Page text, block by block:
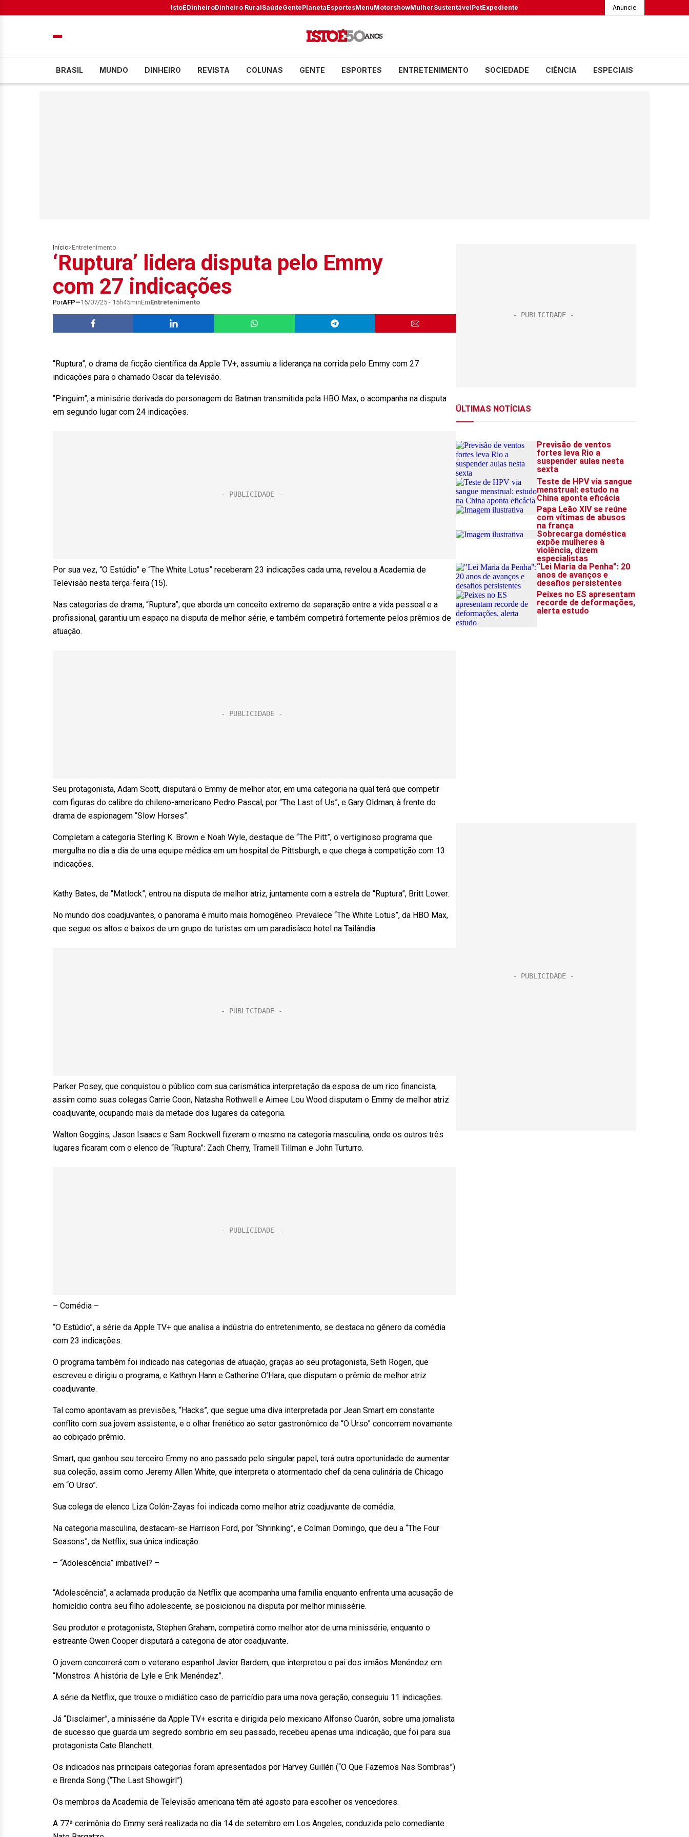
IstoÉDinheiroDinheiro RuralSaúdeGentePlanetaEsportesMenuMotorshowMulherSustentávelPetExpediente Anuncie
BRASIL MUNDO DINHEIRO REVISTA COLUNAS GENTE ESPORTES ENTRETENIMENTO SOCIEDADE CIÊNCIA ESPECIAIS
Início> Entretenimento
‘Ruptura’ lidera disputa pelo Emmy
com 27 indicações
PorAFP 15/07/25 - 15h45minEmEntretenimento
“Ruptura”, o drama de ficção científica da Apple TV+, assumiu a liderança na corrida pelo Emmy com 27
indicações para o chamado Oscar da televisão.
“Pinguim”, a minisérie derivada do personagem de Batman transmitida pela HBO Max, o acompanha na disputa
em segundo lugar com 24 indicações.
Por sua vez, “O Estúdio” e “The White Lotus” receberam 23 indicações cada uma, revelou a Academia de
Televisão nesta terça-feira (15).
Nas categorias de drama, “Ruptura”, que aborda um conceito extremo de separação entre a vida pessoal e a
profissional, garantiu um espaço na disputa de melhor série, e também competirá fortemente pelos prêmios de
atuação.
Seu protagonista, Adam Scott, disputará o Emmy de melhor ator, em uma categoria na qual terá que competir
com figuras do calibre do chileno-americano Pedro Pascal, por “The Last of Us”, e Gary Oldman, à frente do
drama de espionagem “Slow Horses”.
Completam a categoria Sterling K. Brown e Noah Wyle, destaque de “The Pitt”, o vertiginoso programa que
mergulha no dia a dia de uma equipe médica em um hospital de Pittsburgh, e que chega à competição com 13
indicações.
Kathy Bates, de “Matlock”, entrou na disputa de melhor atriz, juntamente com a estrela de “Ruptura”, Britt Lower.
No mundo dos coadjuvantes, o panorama é muito mais homogêneo. Prevalece “The White Lotus”, da HBO Max,
que segue os altos e baixos de um grupo de turistas em um paradisíaco hotel na Tailândia.
Parker Posey, que conquistou o público com sua carismática interpretação da esposa de um rico financista,
assim como suas colegas Carrie Coon, Natasha Rothwell e Aimee Lou Wood disputam o Emmy de melhor atriz
coadjuvante, ocupando mais da metade dos lugares da categoria.
Walton Goggins, Jason Isaacs e Sam Rockwell fizeram o mesmo na categoria masculina, onde os outros três
lugares ficaram com o elenco de “Ruptura”: Zach Cherry, Tramell Tillman e John Turturro.
– Comédia –
“O Estúdio”, a série da Apple TV+ que analisa a indústria do entretenimento, se destaca no gênero da comédia
com 23 indicações.
O programa também foi indicado nas categorias de atuação, graças ao seu protagonista, Seth Rogen, que
escreveu e dirigiu o programa, e Kathryn Hann e Catherine O’Hara, que disputam o prêmio de melhor atriz
coadjuvante.
Tal como apontavam as previsões, “Hacks”, que segue uma diva interpretada por Jean Smart em constante
conflito com sua jovem assistente, e o olhar frenético ao setor gastronômico de “O Urso” concorrem novamente
ao cobiçado prêmio.
Smart, que ganhou seu terceiro Emmy no ano passado pelo singular papel, terá outra oportunidade de aumentar
sua coleção, assim como Jeremy Allen White, que interpreta o atormentado chef da cena culinária de Chicago
em “O Urso”.
Sua colega de elenco Liza Colón-Zayas foi indicada como melhor atriz coadjuvante de comédia.
Na categoria masculina, destacam-se Harrison Ford, por “Shrinking”, e Colman Domingo, que deu a “The Four
Seasons”, da Netflix, sua única indicação.
– “Adolescência” imbatível? –
“Adolescência”, a aclamada produção da Netflix que acompanha uma família enquanto enfrenta uma acusação de
homicídio contra seu filho adolescente, se posicionou na disputa por melhor minissérie.
Seu produtor e protagonista, Stephen Graham, competirá como melhor ator de uma minissérie, enquanto o
estreante Owen Cooper disputará a categoria de ator coadjuvante.
O jovem concorrerá com o veterano espanhol Javier Bardem, que interpretou o pai dos irmãos Menéndez em
“Monstros: A história de Lyle e Erik Menéndez”.
A série da Netflix, que trouxe o midiático caso de parricídio para uma nova geração, conseguiu 11 indicações.
Já “Disclaimer”, a minissérie da Apple TV+ escrita e dirigida pelo mexicano Alfonso Cuarón, sobre uma jornalista
de sucesso que guarda um segredo sombrio em seu passado, recebeu apenas uma indicação, que foi para sua
protagonista Cate Blanchett.
Os indicados nas principais categorias foram apresentados por Harvey Guillén (“O Que Fazemos Nas Sombras”)
e Brenda Song (“The Last Showgirl”).
Os membros da Academia de Televisão americana têm até agosto para escolher os vencedores.
A 77ª cerimônia do Emmy será realizada no dia 14 de setembro em Los Angeles, conduzida pelo comediante